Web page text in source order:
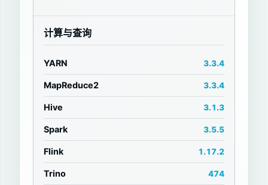
计算与查询
YARN 3.3.4
MapReduce2 3.3.4
Hive 3.1.3
Spark 3.5.5
Flink 1.17.2
Trino 474